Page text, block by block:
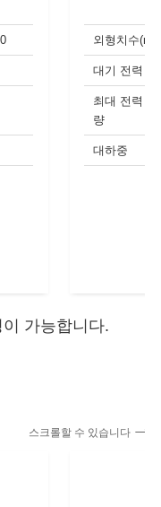
외형치수
대기 전력 소
최대 전력 소
량
대하중
가능합니다.
스크롤할 수 있습니다